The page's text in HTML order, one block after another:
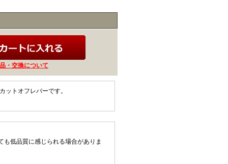
・交換について
ットオフレバーです。
低品質に感じられる場合がありま